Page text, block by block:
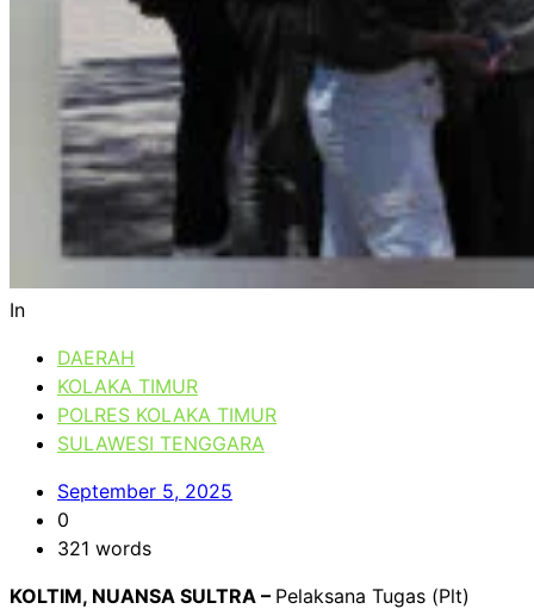
In
DAERAH
KOLAKA TIMUR
POLRES KOLAKA TIMUR
SULAWESI TENGGARA
September 5, 2025
0
321 words
KOLTIM, NUANSA SULTRA – Pelaksana Tugas (Plt)